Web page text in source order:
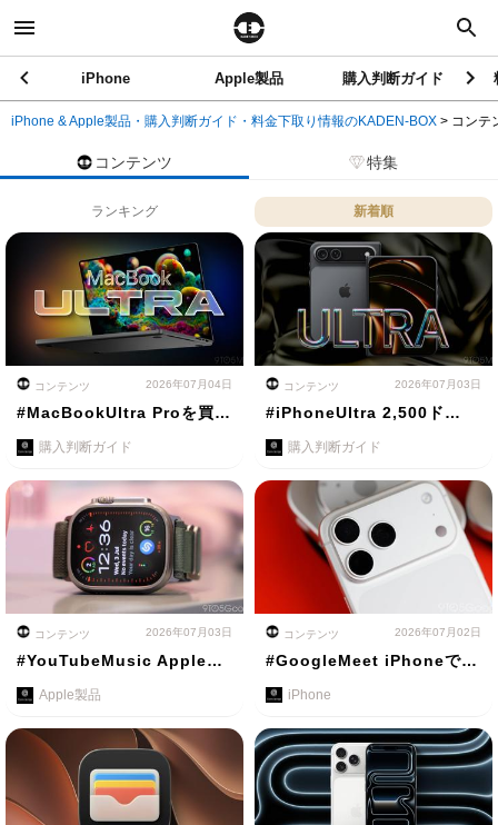
iPhone Apple製品 購入判断ガイド
iPhone & Apple製品・購入判断ガイド・料金下取り情報のKADEN-BOX > コンテ
コンテンツ 特集
ランキング 新着順
コンテンツ 2026年07月04日
#MacBookUltra Proを買…
購入判断ガイド
コンテンツ 2026年07月03日
#iPhoneUltra 2,500ド…
購入判断ガイド
コンテンツ 2026年07月03日
#YouTubeMusic Apple…
Apple製品
コンテンツ 2026年07月02日
#GoogleMeet iPhoneで…
iPhone